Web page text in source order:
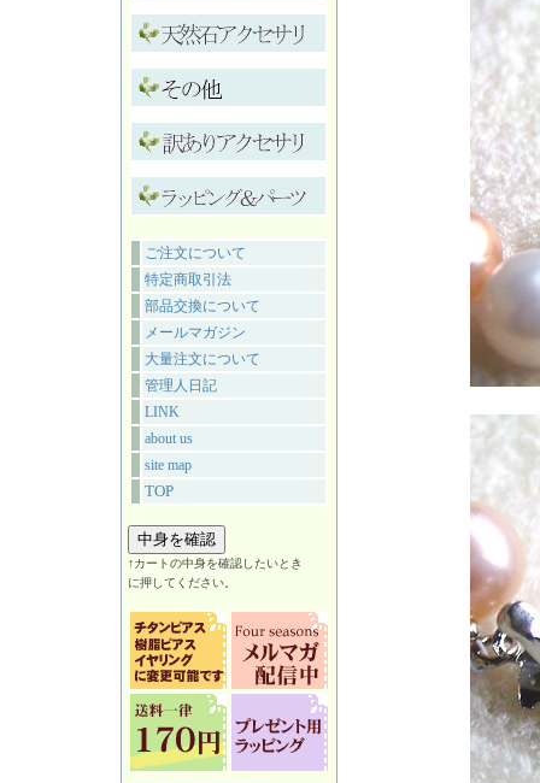
ご注文について
特定商取引法
部品交換について
メールマガジン
大量注文について
管理人日記
LINK
about us
site map
TOP
↑カートの中身を確認したいとき
に押してください。